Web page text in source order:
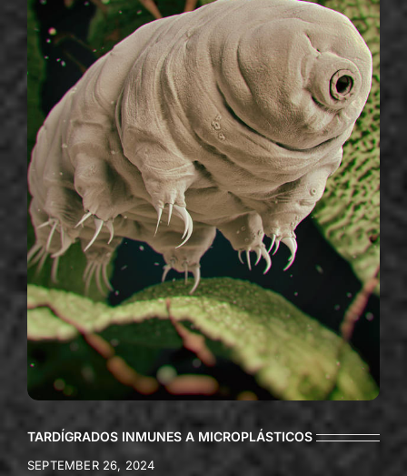
TARDÍGRADOS INMUNES A MICROPLÁSTICOS
SEPTEMBER 26, 2024